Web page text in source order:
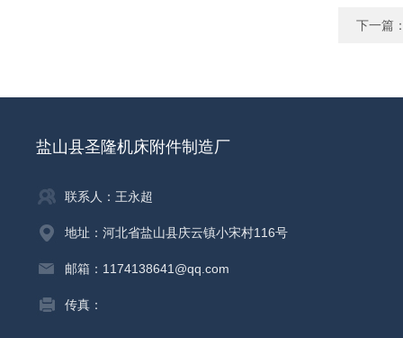
下一篇
盐山县圣隆机床附件制造厂
联系人：王永超
地址：河北省盐山县庆云镇小宋村116号
邮箱：1174138641@qq.com
传真：